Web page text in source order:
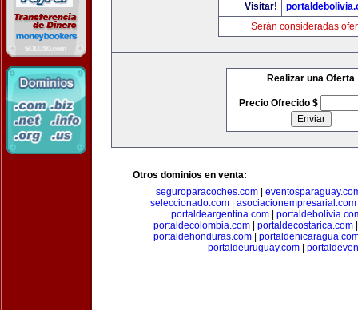
Visitar!
Serán consideradas
Realizar una Oferta
Precio Ofrecido $
Otros dominios en venta:
seguroparacoches.com|
seleccionado.com| asociacionempresarial.com
portaldeargentina.com|
portaldecolombia.com
portaldecostarica.com
portaldehonduras.com|
portaldeuruguay.com